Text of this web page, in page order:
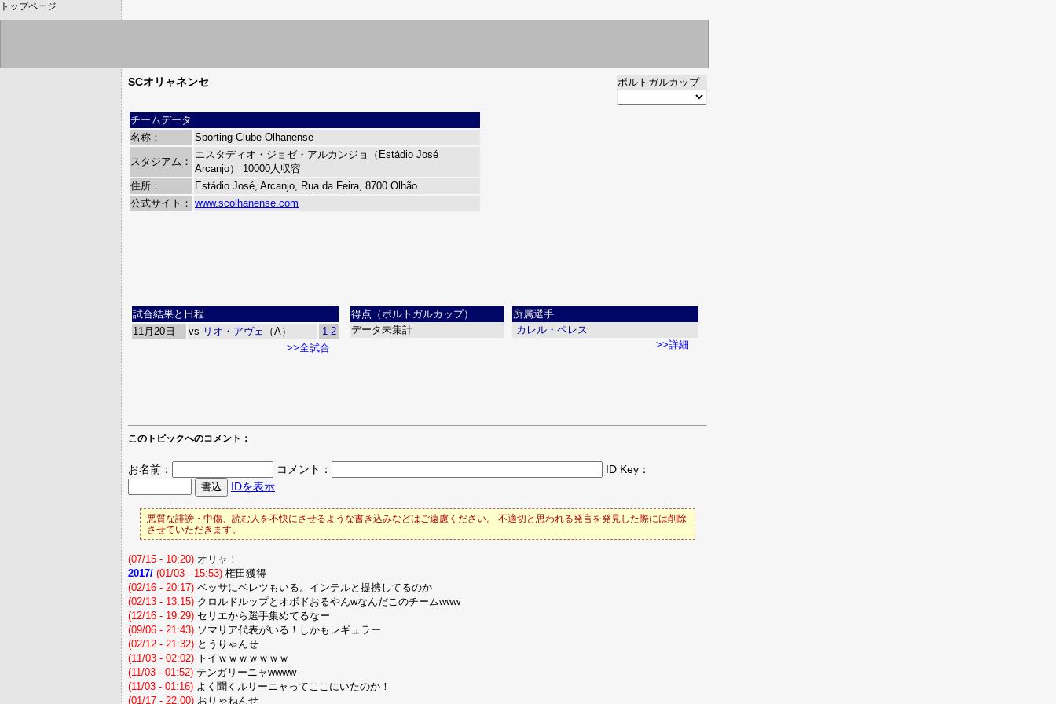
トップページ
ポルトガルカップ
SCオリャネンセ
チームデータ
名称：
Sporting Clube Olhanense
スタジアム：
エスタディオ・ジョゼ・アルカンジョ（Estádio José
Arcanjo） 10000人収容
住所：
Estádio José, Arcanjo, Rua da Feira, 8700 Olhão
公式サイト： www.scolhanense.com
試合結果と日程
11月20日
vs リオ・アヴェ （A）
1-2
>>全試合
得点（ポルトガルカップ）
データ未集計
所属選手
カレル・ペレス
>>詳細
このトピックへのコメント：
お名前： コメント：
ID Key：
IDを表示
悪質な誹謗・中傷、読む人を不快にさせるような書き込みなどはご遠慮ください。 不適切と思われる発言を発見した際には削除
させていただきます。
(07/15 - 10:20) オリャ！
2017/ (01/03 - 15:53) 権田獲得
(02/16 - 20:17) ベッサにベレツもいる。インテルと提携してるのか
(02/13 - 13:15) クロルドルップとオボドおるやんwなんだこのチームwww
(12/16 - 19:29) セリエから選手集めてるなー
(09/06 - 21:43) ソマリア代表がいる！しかもレギュラー
(02/12 - 21:32) とうりゃんせ
(11/03 - 02:02) トイｗｗｗｗｗｗｗ
(11/03 - 01:52) テンガリーニャwwww
(11/03 - 01:16) よく聞くルリーニャってここにいたのか！
(01/17 - 22:00) おりゃねんせ